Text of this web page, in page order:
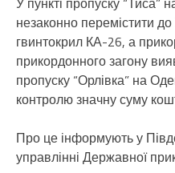
незаконно перемістити
гвинтокрил КА-26, а
прикордонного загону
пропуску “Орлівка” на
контролю значну суму
Про це інформують у
управлінні Державної